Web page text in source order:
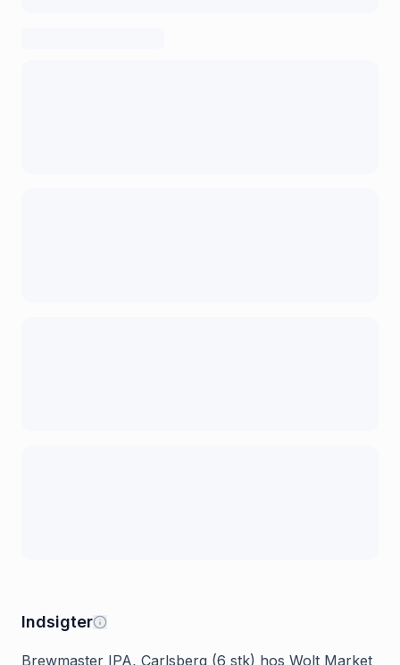
Indsigter
Brewmaster IPA, Carlsberg (6 stk) hos Wolt Market